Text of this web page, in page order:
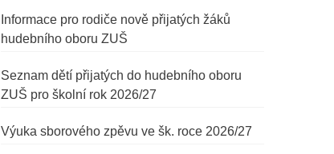
Informace pro rodiče nově přijatých žáků
hudebního oboru ZUŠ
Seznam dětí přijatých do hudebního oboru
ZUŠ pro školní rok 2026/27
Výuka sborového zpěvu ve šk. roce 2026/27